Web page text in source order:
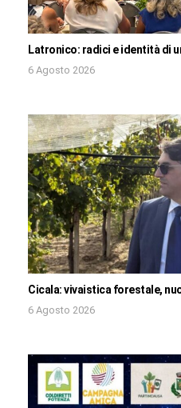
Latronico: radici e identità di
6 Agosto 2026
Cicala: vivaistica forestale,
6 Agosto 2026